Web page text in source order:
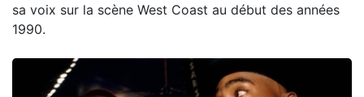
sa voix sur la scène West Coast au début des années
1990.